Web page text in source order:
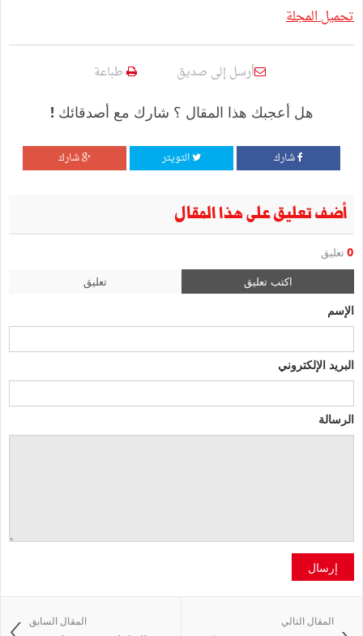
تحميل المجلة
أرسل إلى صديق طباعة
هل أعجبك هذا المقال ؟ شارك مع أصدقائك !
شارك التويتر شارك
أضف تعليق على هذا المقال
0 تعليق
اكتب تعليق تعليق
الإسم
البريد الإلكتروني
الرسالة
إرسال
المقال السابق المقال التالي